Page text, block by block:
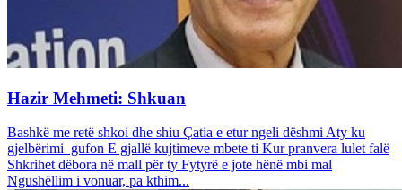
Hazir Mehmeti: Shkuan
Bashkë me retë shkoi dhe shiu Çatia e etur ngeli dëshmi Aty ku
gjelbërimi gufon E gjallë kujtimeve mbete ti Kur pranvera lulet falë
Shkrihet dëbora në mall për ty Fytyrë e jote hënë mbi mal
Ngushëllim i vonuar, pa kthim...